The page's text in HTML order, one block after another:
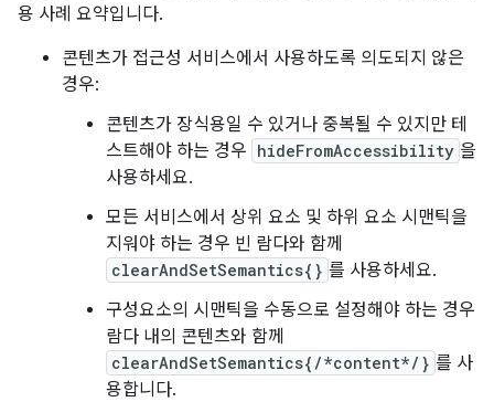
용 사례 요약입니다.
콘텐츠가 접근성 서비스에서 사용하도록 의도되지 않은
경우:
콘텐츠가 장식용일 수 있거나 중복될 수 있지만 테
스트해야 하는 경우 hideFromAccessibility 을
사용하세요.
모든 서비스에서 상위 요소 및 하위 요소 시맨틱을
지워야 하는 경우 빈 람다와 함께
clearAndSetSemantics{} 를 사용하세요.
구성요소의 시맨틱을 수동으로 설정해야 하는 경우
람다 내의 콘텐츠와 함께
clearAndSetSemantics{/*content*/} 를 사
용합니다.